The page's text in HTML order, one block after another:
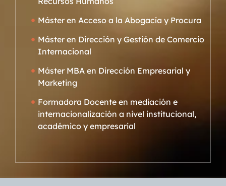
Máster en Acceso a la Abogacía y Procura
Máster en Dirección y Gestión de Comercio
Internacional
Máster MBA en Dirección Empresarial y
Marketing
Formadora Docente en mediación e
internacionalización a nivel institucional,
académico y empresarial